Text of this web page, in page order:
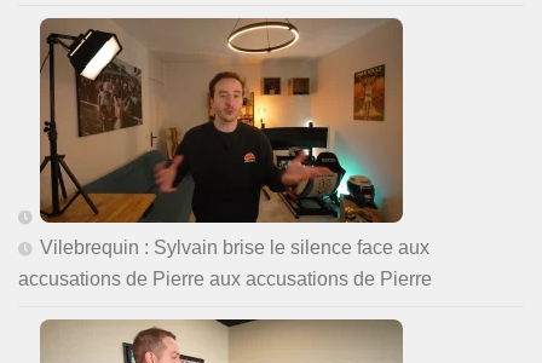
Vilebrequin : Sylvain brise le silence face aux
accusations de Pierre aux accusations de Pierre